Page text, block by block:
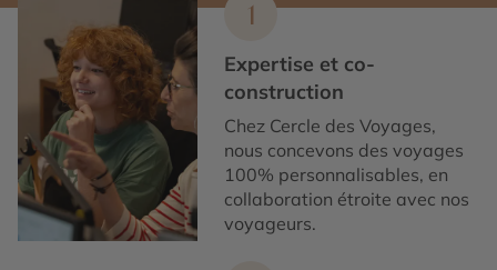
1
Expertise et co-
construction
Chez Cercle des Voyages,
nous concevons des voyages
100% personnalisables, en
collaboration étroite avec nos
voyageurs.